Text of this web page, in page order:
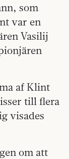
som
var en
Vasilij
af Klint
till flera
visades
om att